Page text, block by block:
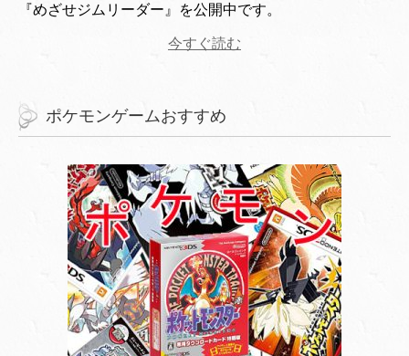
『めざせジムリーダー』を公開中です。
今すぐ読む
ポケモンゲームおすすめ